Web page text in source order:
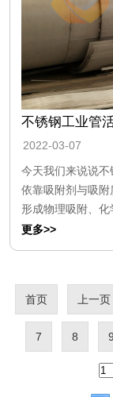
不锈钢工业管
2022-03-07
今天我们来说说
依靠吸附剂与吸附
形成物理吸附、化
更多>>
首页 上一页
7 8 9